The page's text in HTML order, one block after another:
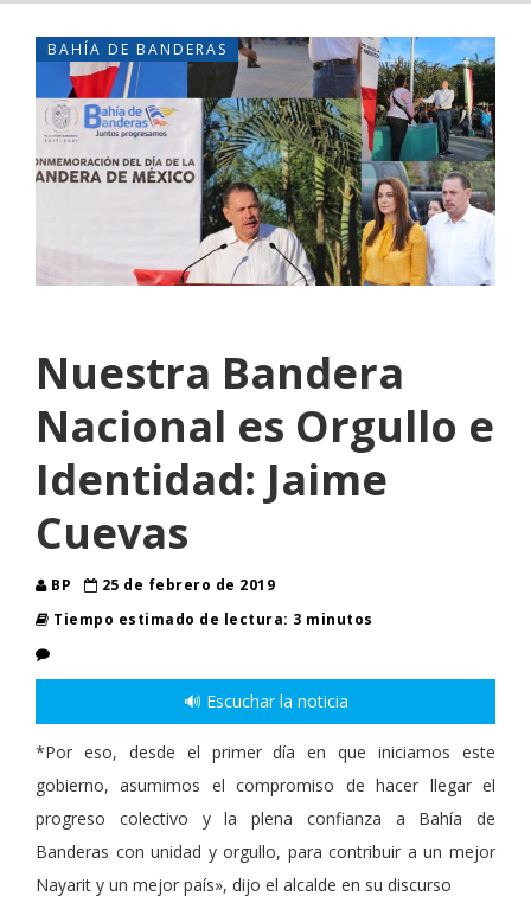
BAHÍA DE BANDERAS
Nuestra Bandera
Nacional es Orgullo e
Identidad: Jaime
Cuevas
BP
25 de febrero de 2019
Tiempo estimado de lectura: 3 minutos
🔊 Escuchar la noticia
*Por eso, desde el primer día en que iniciamos este
gobierno, asumimos el compromiso de hacer llegar el
progreso colectivo y la plena confianza a Bahía de
Banderas con unidad y orgullo, para contribuir a un mejor
Nayarit y un mejor país», dijo el alcalde en su discurso